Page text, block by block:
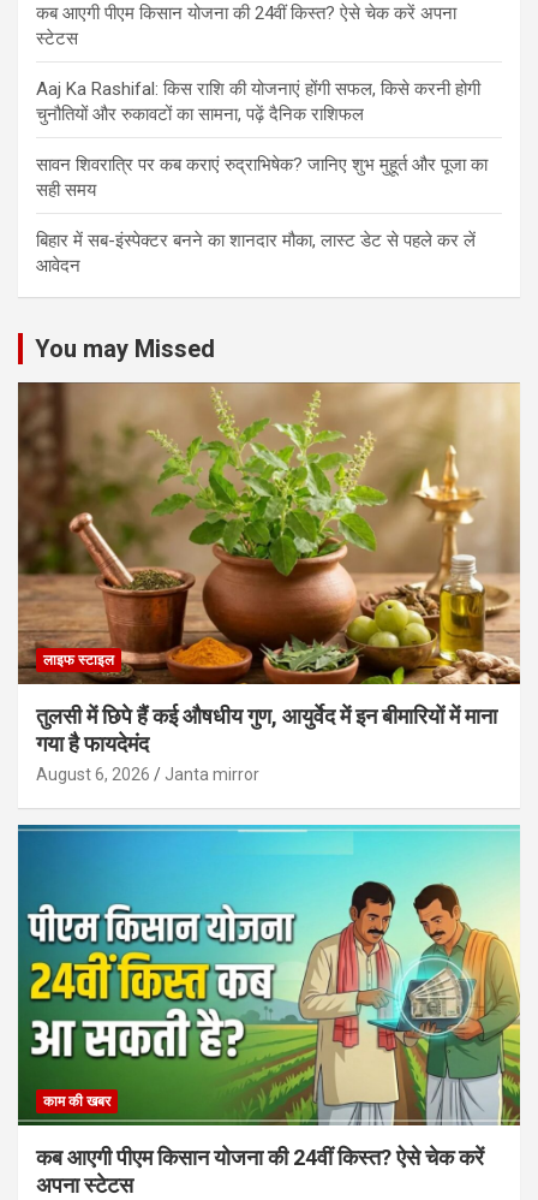
कब आएगी पीएम किसान योजना की 24वीं किस्त? ऐसे चेक करें अपना
स्टेटस
Aaj Ka Rashifal: किस राशि की योजनाएं होंगी सफल, किसे करनी होगी
चुनौतियों और रुकावटों का सामना, पढ़ें दैनिक राशिफल
सावन शिवरात्रि पर कब कराएं रुद्राभिषेक? जानिए शुभ मुहूर्त और पूजा का
सही समय
बिहार में सब-इंस्पेक्टर बनने का शानदार मौका, लास्ट डेट से पहले कर लें
आवेदन
You may Missed
लाइफ स्टाइल
तुलसी में छिपे हैं कई औषधीय गुण, आयुर्वेद में इन बीमारियों में माना
गया है फायदेमंद
August 6, 2026 Janta mirror
काम की खबर
कब आएगी पीएम किसान योजना की 24वीं किस्त? ऐसे चेक करें
अपना स्टेटस